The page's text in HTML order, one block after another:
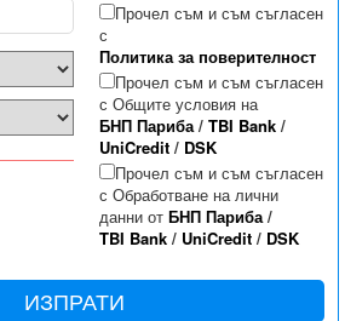
Прочел съм и съм съгласен
с
Политика за поверителност
Прочел съм и съм съгласен
с Общите условия на
БНП Париба/ TBI Bank/
UniCredit/ DSK
Прочел съм и съм съгласен
с Обработване на лични
данни от БНП Париба/
TBI Bank/ UniCredit/ DSK
ИЗПРАТИ